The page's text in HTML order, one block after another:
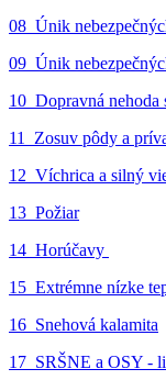
08_Únik
09_Únik
10_Dopravná nehoda
11_Zosuv pôdy a
12_Víchrica a silný
13_Požiar
14_Horúčavy
15_Extrémne nízke
16_Snehová kalamita
17_SRŠNE a OSY -